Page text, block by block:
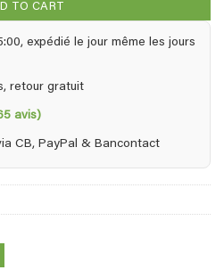
TO CART
expédié le jour même les jours
retour gratuit
avis)
CB, PayPal & Bancontact